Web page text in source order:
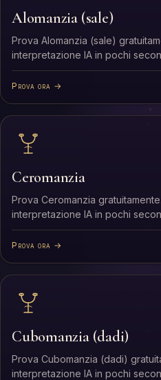
Alomanzia (sale)
Prova Alomanzia (sale)
interpretazione IA in pochi
Prova ora →
Ceromanzia
Prova Ceromanzia
interpretazione IA in pochi
Prova ora →
Cubomanzia (dadi)
Prova Cubomanzia (dadi)
interpretazione IA in pochi